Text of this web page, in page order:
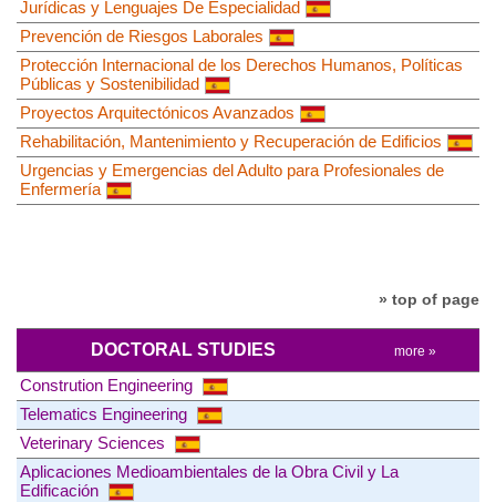
Jurídicas y Lenguajes De Especialidad
Prevención de Riesgos Laborales
Protección Internacional de los Derechos Humanos, Políticas
Públicas y Sostenibilidad
Proyectos Arquitectónicos Avanzados
Rehabilitación, Mantenimiento y Recuperación de Edificios
Urgencias y Emergencias del Adulto para Profesionales de
Enfermería
» top of page
DOCTORAL STUDIES more »
Constrution Engineering
Telematics Engineering
Veterinary Sciences
Aplicaciones Medioambientales de la Obra Civil y La
Edificación